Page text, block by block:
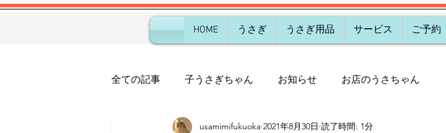
HOME うさぎ うさぎ用品 サービス ご予約
全ての記事 子うさぎちゃん お知らせ お店のうさちゃん
usamimifukuoka 2021年8月30日 読了時間: 1分